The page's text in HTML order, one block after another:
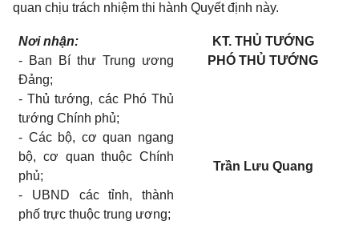
quan chịu trách nhiệm thi hành Quyết định này.
Nơi nhận:
- Ban Bí thư Trung ương
Đảng;
-Thủ tướng, các Phó Thủ
tướng Chính phủ;
- Các bộ, cơ quan ngang
bộ, cơ quan thuộc Chính
phủ;
- UBND các tỉnh, thành
phố trực thuộc trung ương;
KT. THỦ TƯỚNG
PHÓ THỦ TƯỚNG
Trần Lưu Quang